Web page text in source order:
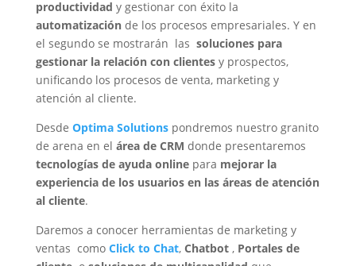
productividad y gestionar con éxito la
automatizaciónde los procesos empresariales. Y en
el segundo se mostrarán las soluciones para
gestionar la relación con clientesy prospectos,
unificando los procesos de venta, marketing y
atención al cliente.
Desde Optima Solutionspondremos nuestro granito
de arena en el área de CRM donde presentaremos
tecnologías de ayuda onlinepara mejorar la
experiencia de los usuarios en las áreas de atención
al cliente.
Daremos a conocer herramientas de marketing y
ventas como Click to Chat, Chatbot, Portales de